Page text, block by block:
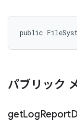
public
パブリック
getLogReport